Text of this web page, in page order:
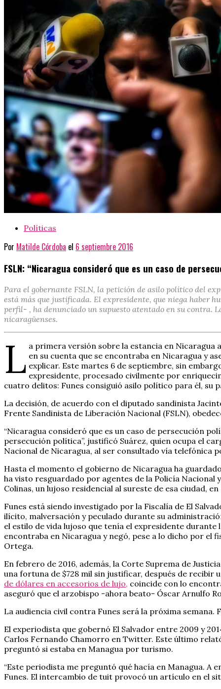
Políticas
Por Matilde Córdoba el 6 septiembre 2016
FSLN: “Nicaragua consideró que es un caso de
Para el gobernante FSLN, la petición de asilo político del
está más que justificada. El expresidente, que niega haber
perfil- , ha denunciado un supuesto atentado en su contra.
nicaragüenses.
L a primera versión sobre la estancia en
en su cuenta que se encontraba en Nicaragua y
explicar. Este martes 6 de septiembre, sin
expresidente, procesado civilmente por
cuatro delitos: Funes consiguió asilo político para él, su
La decisión, de acuerdo con el diputado sandinista
Frente Sandinista de Liberación Nacional (FSLN),
“Nicaragua consideró que es un caso de persecución
persecución política”, justificó Suárez, quien ocupa el
Nacional de Nicaragua, al ser consultado vía telefónica
Hasta el momento el gobierno de Nicaragua ha
ha visto resguardado por agentes de la Policía Nacional
Colinas, un lujoso residencial al sureste de esa ciudad,
Funes está siendo investigado por la Fiscalía de El
ilícito, malversación y peculado durante su
el estilo de vida lujoso que tenía el expresidente durante
encontraba en Nicaragua y negó, pese a lo dicho por el
Ortega.
En febrero de 2016, además, la Corte Suprema de
una fortuna de $728 mil sin justificar, después de recibir
de dólares en accesorios de lujo, coincide con lo
aseguró que el arzobispo -ahora beato- Óscar Arnulfo
La audiencia civil contra Funes será la próxima
El experiodista que gobernó El Salvador entre 2009 y
Carlos Fernando Chamorro en Twitter. Este último
preguntó si estaba en Managua por turismo.
“Este periodista me preguntó qué hacía en Managua.
Funes. El intercambio de tuit provocó un artículo en el